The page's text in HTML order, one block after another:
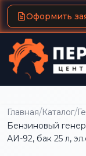
Оформить
Главная/Каталог/
Бензиновый
АИ-92, бак 25 л,